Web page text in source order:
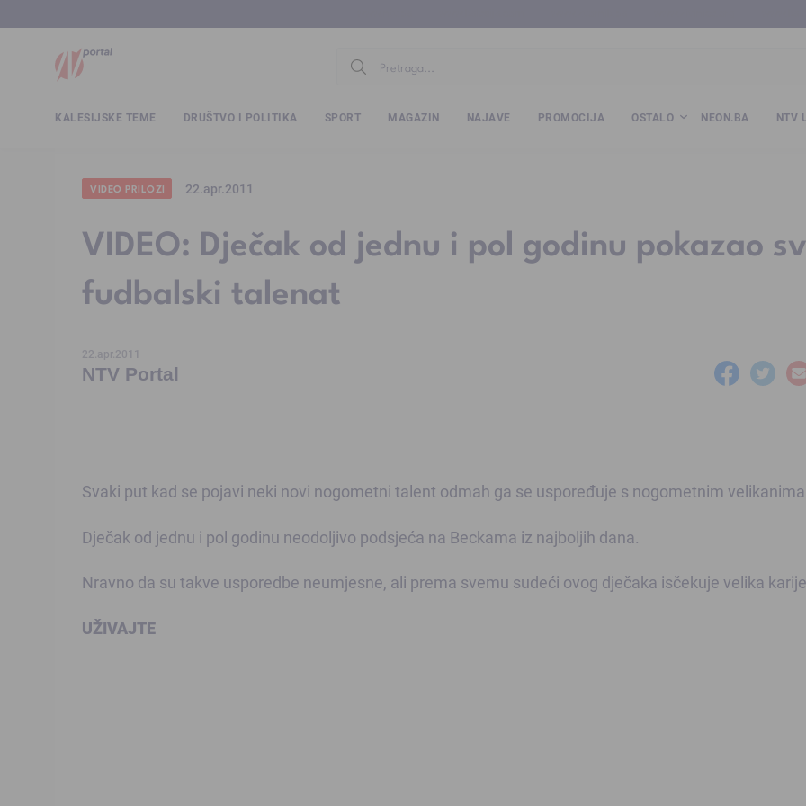
KALESIJSKE TEME DRUŠTVO I POLITIKA SPORT MAGAZIN NAJAVE PROMOCIJA OSTALO NEON.BA NTV
VIDEO PRILOZI 22.apr.2011
VIDEO: Dječak od jednu i pol godinu pokazao
fudbalski talenat
22.apr.2011
NTV Portal
Svaki put kad se pojavi neki novi nogometni talent odmah ga se uspoređuje s nogometnim
Dječak od jednu i pol godinu neodoljivo podsjeća na Beckama iz najboljih dana.
Nravno da su takve usporedbe neumjesne, ali prema svemu sudeći ovog dječaka isčekuje velika
UŽIVAJTE